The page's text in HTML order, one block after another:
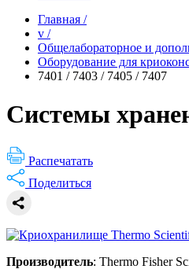
Главная /
v /
Общелабораторное и
Оборудование для
7401 / 7403 / 7405 / 7407
Системы
Распечатать
Поделиться
Производитель: Thermo Fisher